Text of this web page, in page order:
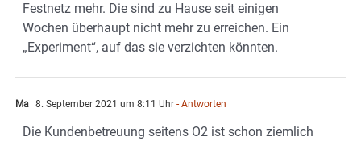
Festnetz mehr. Die sind zu Hause seit einigen
Wochen überhaupt nicht mehr zu erreichen. Ein
„Experiment“, auf das sie verzichten könnten.
Ma 8. September 2021 um 8:11 Uhr - Antworten
Die Kundenbetreuung seitens O2 ist schon ziemlich